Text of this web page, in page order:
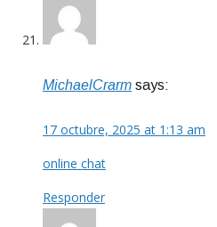
MichaelCrarm says:
17 octubre, 2025 at 1:13 am
online chat
Responder